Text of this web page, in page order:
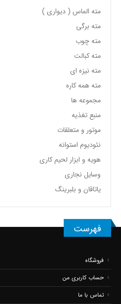
مته الماس ( دیواری )
مته برگی
مته چوب
مته کبالت
مته نیزه ای
مته همه کاره
مجموعه ها
منبع تغذیه
موتور و متعلقات
نئودیوم استوانه
هویه و ابزار لحیم کاری
وسایل نجاری
یاتاقان و بلبرینگ
فهرست
فروشگاه
حساب کاربری من
تماس با ما